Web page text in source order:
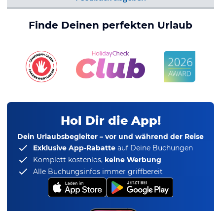
Finde Deinen perfekten Urlaub
Hol Dir die App!
Dein Urlaubsbegleiter – vor und während der Reise
Exklusive App-Rabatte auf Deine Buchungen
Komplett kostenlos, keine Werbung
Alle Buchungsinfos immer griffbereit